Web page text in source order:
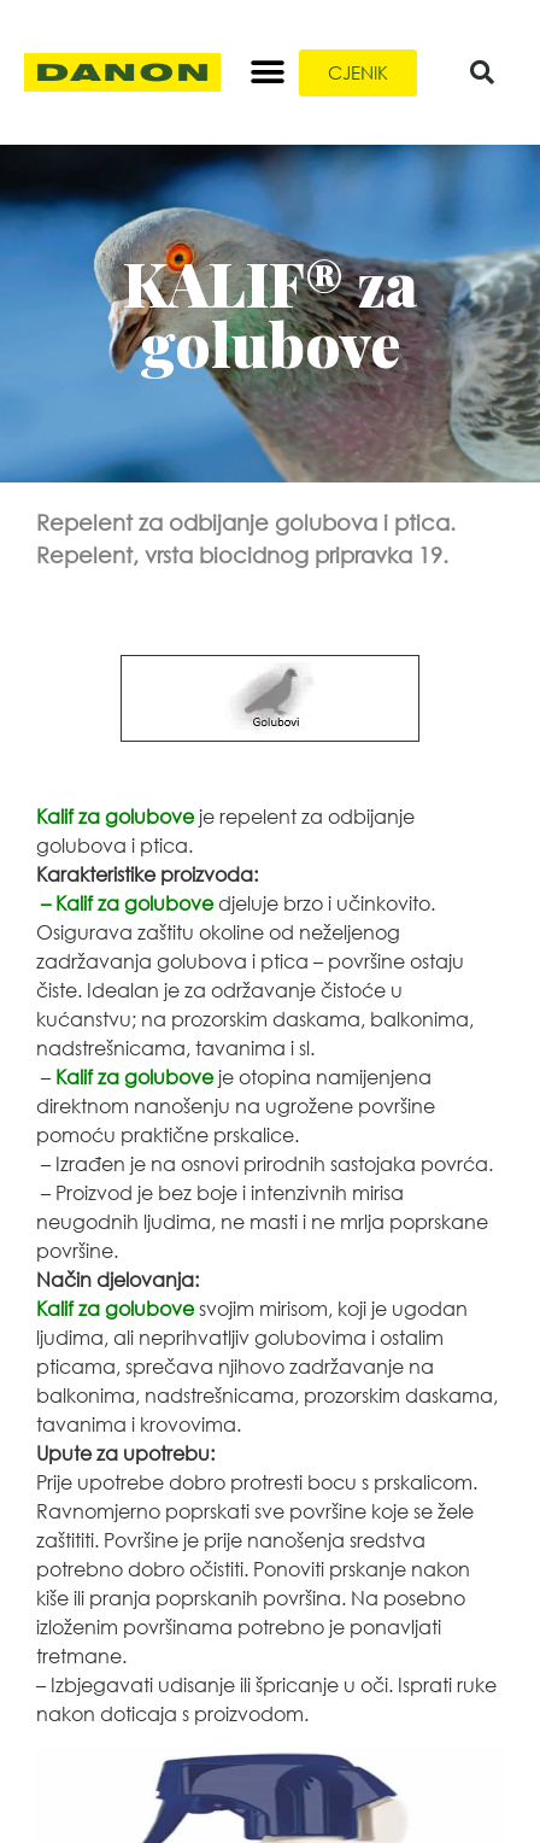
CJENIK
KALIF® za
golubove
Repelent za odbijanje golubova i ptica.
Repelent, vrsta biocidnog pripravka 19.
Kalif za goluboveje repelent za odbijanje
golubova i ptica.
Karakteristike proizvoda:
– Kalif za golubovedjeluje brzo i učinkovito.
Osigurava zaštitu okoline od neželjenog
zadržavanja golubova i ptica – površine ostaju
čiste. Idealan je za održavanje čistoće u
kućanstvu; na prozorskim daskama, balkonima,
nadstrešnicama, tavanima i sl.
– Kalif za goluboveje otopina namijenjena
direktnom nanošenju na ugrožene površine
pomoću praktične prskalice.
– Izrađen je na osnovi prirodnih sastojaka povrća.
– Proizvod je bez boje i intenzivnih mirisa
neugodnih ljudima, ne masti i ne mrlja poprskane
površine.
Način djelovanja:
Kalif za golubovesvojim mirisom, koji je ugodan
ljudima, ali neprihvatljiv golubovima i ostalim
pticama, sprečava njihovo zadržavanje na
balkonima, nadstrešnicama, prozorskim daskama,
tavanima i krovovima.
Upute za upotrebu:
Prije upotrebe dobro protresti bocu s prskalicom.
Ravnomjerno poprskati sve površine koje se žele
zaštititi. Površine je prije nanošenja sredstva
potrebno dobro očistiti. Ponoviti prskanje nakon
kiše ili pranja poprskanih površina. Na posebno
izloženim površinama potrebno je ponavljati
tretmane.
– Izbjegavati udisanje ili špricanje u oči. Isprati ruke
nakon doticaja s proizvodom.